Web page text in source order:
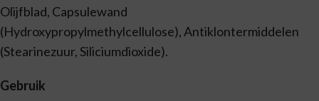
Olijfblad, Capsulewand
(Hydroxypropylmethylcellulose), Antiklontermiddelen
(Stearinezuur, Siliciumdioxide).
Gebruik